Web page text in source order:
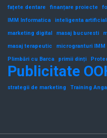
fațete dentare
finanțare proiecte
IMM Informatica
inteligenta
marketing digital
masaj bucuresti
masaj terapeutic
microgranturi IMM
Plimbări cu Barca
primii dinți
Publicitate
strategii de marketing
Training